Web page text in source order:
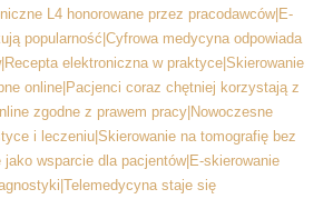
L4 honorowane przez pracodawców|E-
popularność|Cyfrowa medycyna odpowiada
elektroniczna w praktyce|Skierowanie
online|Pacjenci coraz chętniej korzystają z
zgodne z prawem pracy|Nowoczesne
i leczeniu|Skierowanie na tomografię bez
jako wsparcie dla pacjentów|E-skierowanie
staje się